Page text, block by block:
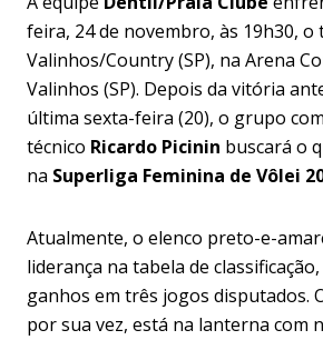
feira, 24 de novembro, às 19h30, o
Valinhos/Country (SP), na Arena
Valinhos (SP). Depois da vitória
última sexta-feira (20), o grupo
técnico Ricardo Picinin buscará o
na Superliga Feminina de Vôlei
Atualmente, o elenco preto-e-
liderança na tabela de
ganhos em três jogos disputados.
por sua vez, está na lanterna com